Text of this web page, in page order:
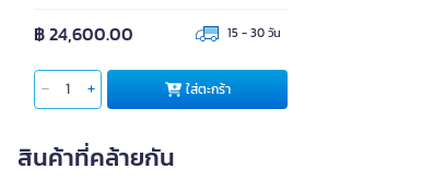
฿ 24,600.00 15 - 30 วัน
ใส่ตะกร้า
สินค้าที่คล้ายกัน